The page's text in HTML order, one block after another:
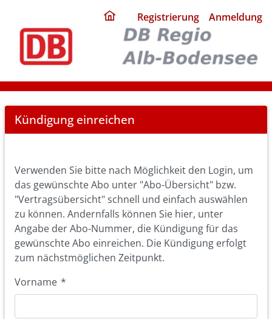
home
page
Registrierung Anmeldung
Cancel
Abo
Kündigung einreichen
Verwenden Sie bitte nach Möglichkeit den Login, um
das gewünschte Abo unter "Abo-Übersicht" bzw.
"Vertragsübersicht" schnell und einfach auswählen
zu können. Andernfalls können Sie hier, unter
Angabe der Abo-Nummer, die Kündigung für das
gewünschte Abo einreichen. Die Kündigung erfolgt
zum nächstmöglichen Zeitpunkt.
Vorname *